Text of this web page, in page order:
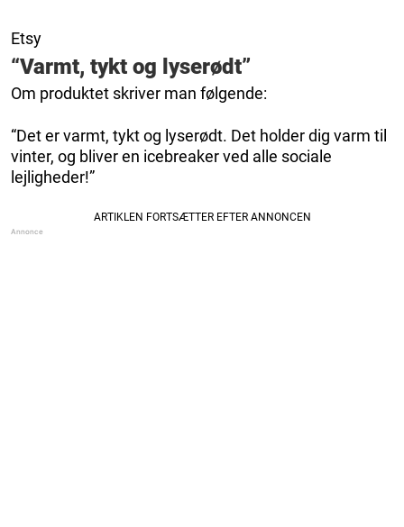
Etsy
“Varmt, tykt og lyserødt”
Om produktet skriver man følgende:
“Det er varmt, tykt og lyserødt. Det holder dig varm til
vinter, og bliver en icebreaker ved alle sociale
lejligheder!”